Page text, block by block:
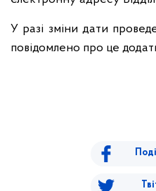
У разі зміни дати
повідомлено про це